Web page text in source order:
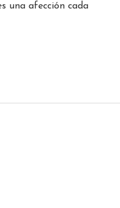
una afección cada